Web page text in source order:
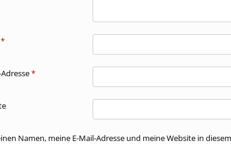
*
*
Namen, meine E-Mail-Adresse und meine Website in